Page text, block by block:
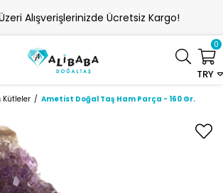
Alışverişlerinizde Ücretsiz Kargo!
TRY
0
Kütleler Ametist Doğal Taş Ham Parça - 160 Gr.